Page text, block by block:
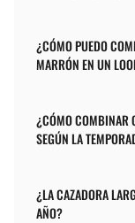
¿CÓMO PUEDO
MARRÓN EN UN
¿CÓMO COMBINAR
SEGÚN LA
¿LA CAZADORA
AÑO?